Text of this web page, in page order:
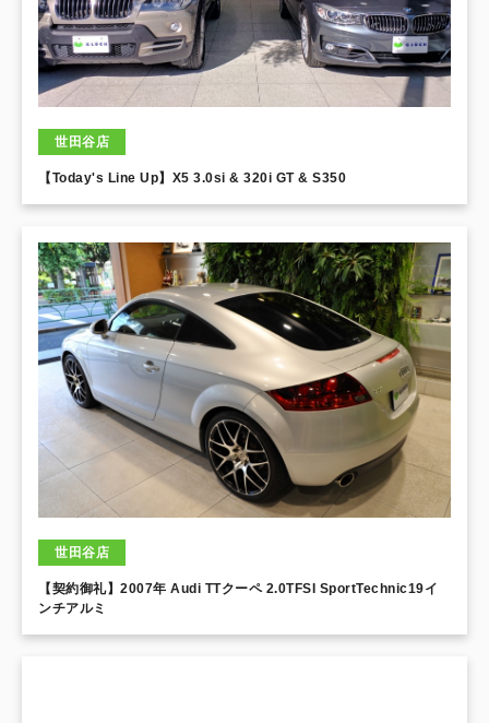
世田谷店
【Today's Line Up】X5 3.0si & 320i GT & S350
世田谷店
【契約御礼】2007年 Audi TTクーペ 2.0TFSI SportTechnic19イ
ンチアルミ